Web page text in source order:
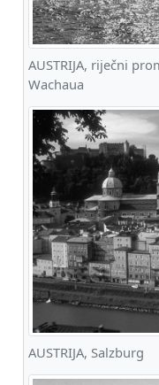
AUSTRIJA, riječni
Wachaua
AUSTRIJA, Salzburg